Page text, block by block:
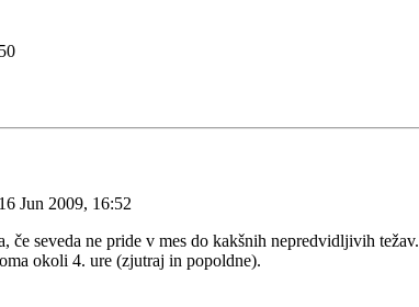
Jun 2009, 16:52
če seveda ne pride v mes do kakšnih nepredvidljivih težav.
okoli 4. ure (zjutraj in popoldne).